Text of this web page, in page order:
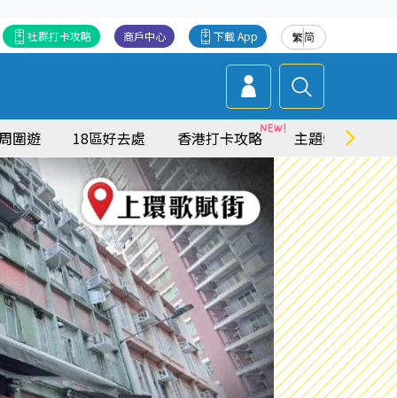
繁简
下載 App
商戶中心
社群打卡攻略
圍遊 18區好去處 香港打卡攻略 主題特集